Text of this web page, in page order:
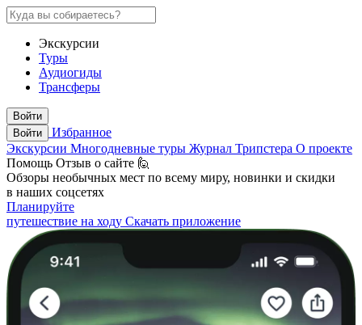
Экскурсии
Туры
Аудиогиды
Трансферы
Войти
Войти
Избранное
Экскурсии Многодневные туры Журнал Трипстера О проекте
Помощь Отзыв о сайте 🙋
Обзоры необычных мест по всему миру, новинки и скидки
в наших соцсетях
Планируйте
путешествие на ходу Скачать приложение